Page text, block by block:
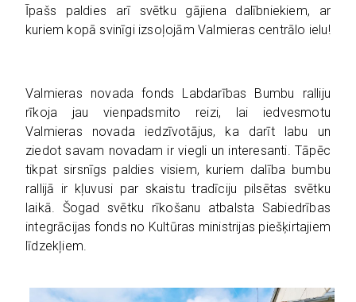
Īpašs paldies arī svētku gājiena dalībniekiem, ar
kuriem kopā svinīgi izsoļojām Valmieras centrālo ielu!
Valmieras novada fonds Labdarības Bumbu ralliju
rīkoja jau vienpadsmito reizi, lai iedvesmotu
Valmieras novada iedzīvotājus, ka darīt labu un
ziedot savam novadam ir viegli un interesanti. Tāpēc
tikpat sirsnīgs paldies visiem, kuriem dalība bumbu
rallijā ir kļuvusi par skaistu tradīciju pilsētas svētku
laikā. Šogad svētku rīkošanu atbalsta Sabiedrības
integrācijas fonds no Kultūras ministrijas piešķirtajiem
līdzekļiem.